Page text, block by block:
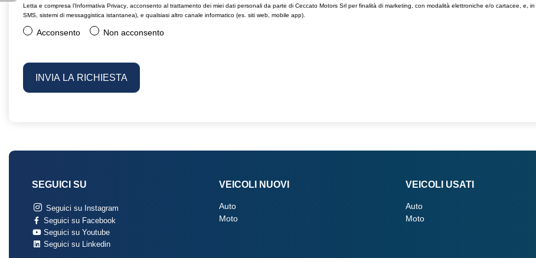
Letta e compresa l’Informativa Privacy , acconsento al trattamento dei miei dati personali da parte di Ceccato Motors Srl per finalità di marketing, con modalità elettroniche e/o cartacee, e,
SMS, sistemi di messaggistica istantanea), e qualsiasi altro canale informatico (es. siti web, mobile app).
Acconsento Non acconsento
SEGUICI SU
Seguici su Instagram
Seguici su Facebook
Seguici su Youtube
Seguici su Linkedin
VEICOLI NUOVI
Auto
Moto
VEICOLI USATI
Auto
Moto